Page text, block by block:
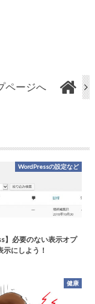
ページへ
WordPressの設定など
】必要のない表示オプ
示にしよう！
健康